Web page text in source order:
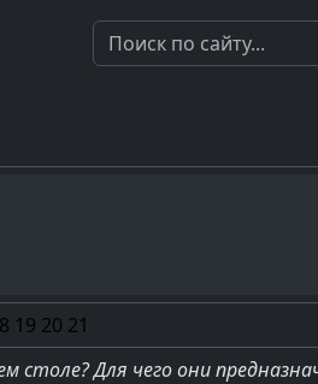
19 20 21
столе? Для чего они